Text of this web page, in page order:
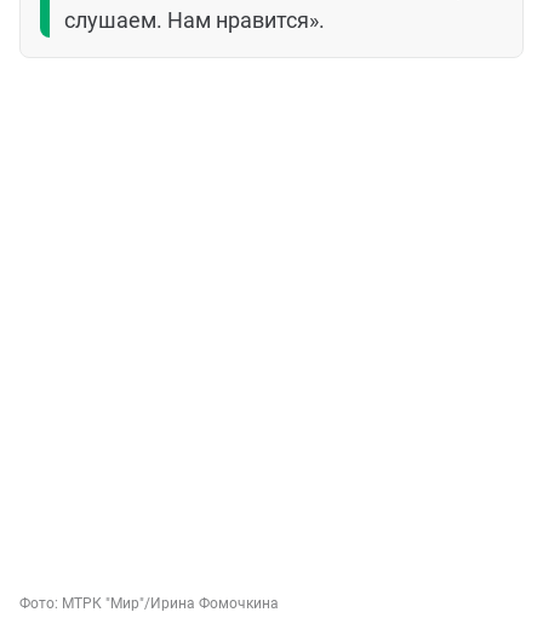
слушаем. Нам нравится».
Фото: МТРК "Мир"/Ирина Фомочкина